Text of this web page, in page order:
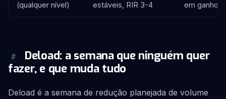
(qualquer nível)
estáveis, RIR 3-4
em ganhos
#
Deload: a semana que ninguém quer
fazer, e que muda tudo
Deload é a semana de redução planejada de volume